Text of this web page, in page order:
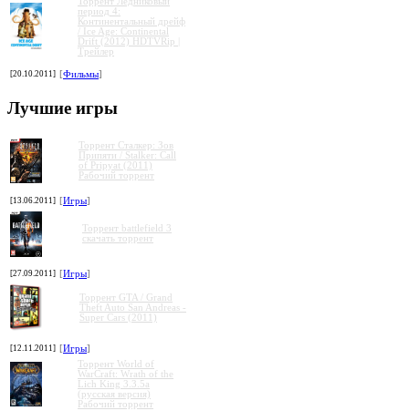
период 4:
Континентальный дрейф
/ Ice Age: Continental
Drift (2012) HDTVRip |
Трейлер
[20.10.2011] [Фильмы]
Лучшие игры
Торрент Сталкер: Зов
Припяти / Stalker: Call
of Pripyat (2011)
Рабочий торрент
[13.06.2011] [Игры]
Торрент battlefield 3
скачать торрент
[27.09.2011] [Игры]
Торрент GTA / Grand
Theft Auto San Andreas -
Super Cars (2011)
[12.11.2011] [Игры]
Торрент World of
WarCraft: Wrath of the
Lich King 3.3.5a
(русская версия)
Рабочий торрент
» »